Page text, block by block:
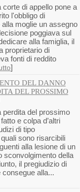
di appello pone a
l'obbligo di
moglie un assegno
poggiava sul
alla famiglia, il
proprietario di
fonti di reddito
]
DEL DANNO
DEL PROSSIMO
del prossimo
e colpa d’altri
di tipo
sono risarcibili
alla lesione di un
sconvolgimento della
il pregiudizio di
alla...